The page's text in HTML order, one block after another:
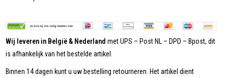
Wij leveren in België & Nederland met UPS – Post NL – DPD – Bpost, dit
is afhankelijk van het bestelde artikel.
Binnen 14 dagen kunt u uw bestelling retourneren. Het artikel dient